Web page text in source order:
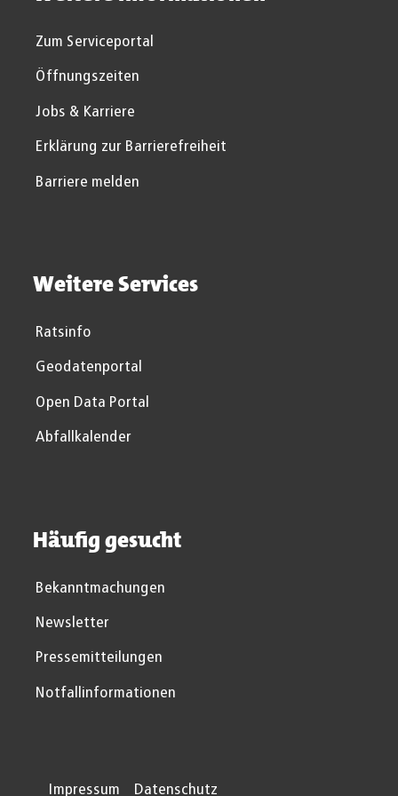
Zum Serviceportal
Öffnungszeiten
Jobs & Karriere
Erklärung zur Barrierefreiheit
Barriere melden
Weitere Services
Ratsinfo
Geodatenportal
Open Data Portal
Abfallkalender
Häufig gesucht
Bekanntmachungen
Newsletter
Pressemitteilungen
Notfallinformationen
Impressum Datenschutz